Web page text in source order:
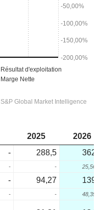
2025
2026
- 288,5
- - 25,56
- 94,27
- - 48,39